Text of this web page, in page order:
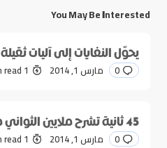
You May Be Interested
يحوّل النفايات إلى آليات ثقيلة
0 مارس 1, 2014 1 min read
45 ثانية تشرح ملايين الثواني من الانتظار
0 مارس 1, 2014 1 min read